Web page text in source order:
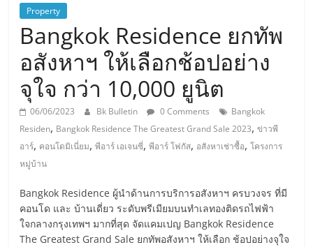
Property
Bangkok Residence ยกทัพ
อสังหาฯ ให้เลือกช้อปอย่าง
จุใจ กว่า 10,000 ยูนิต
06/06/2023 Bk Bulletin 0 Comments
Bangkok
Residen, Bangkok Residence The Greatest Grand Sale 2023,ข่าวพี
อาร์, คอนโดมิเนี่ยม,พีอาร์ เอเจนซี่,พีอาร์ โฟกัส, อสังหาเช่าซื้อ,โครงการ
หมู่บ้าน
Bangkok Residence ผู้นำด้านการบริการอสังหาฯ ครบวงจร ที่มี
คอนโด และ บ้านเดี่ยว ระดับพรีเมียมบนทำเลทองติดรถไฟฟ้า
ใจกลางกรุงเทพฯ มากที่สุด จัดแคมเปญ Bangkok Residence
The Greatest Grand Sale ยกทัพอสังหาฯ ให้เลือก ช้อปอย่างจุใจ